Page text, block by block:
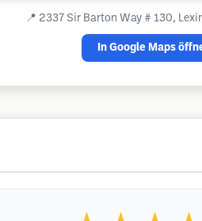
📍 2337 Sir Barton Way # 130,
In Google Maps